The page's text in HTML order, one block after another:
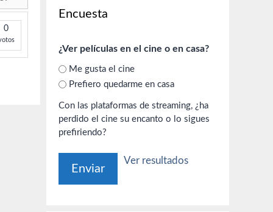
0
Encuesta
¿Ver películas en el cine o en casa?
Me gusta el cine
Prefiero quedarme en casa
Con las plataformas de streaming, ¿ha
perdido el cine su encanto o lo sigues
prefiriendo?
Ver resultados